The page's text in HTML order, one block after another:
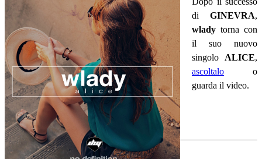
di GINEVRA,
wlady torna con
il suo nuovo
singolo ALICE,
ascoltalo o
guarda il video.